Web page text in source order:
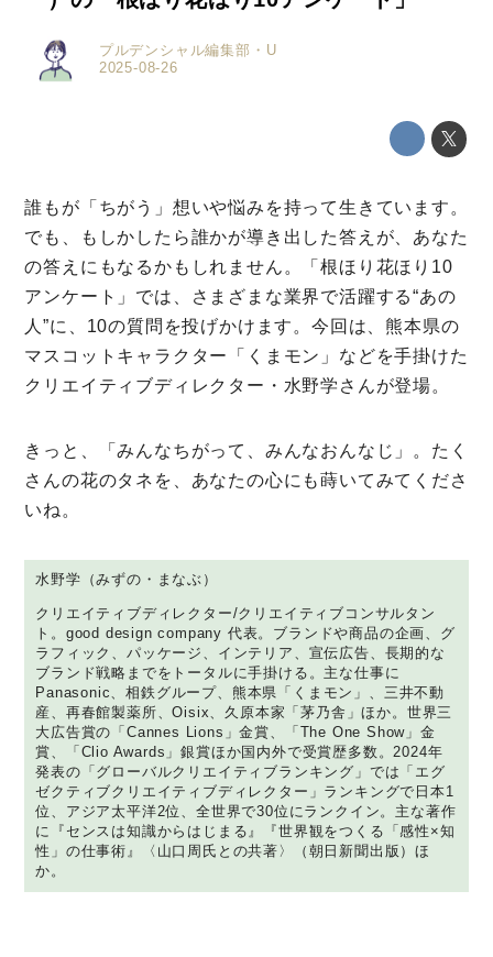
ミモザマガジンとは
2025-08-26
プルデンシャル編集部・U
誰もが「ちがう」想いや悩みを持って⽣きています。
でも、もしかしたら誰かが導き出した答えが、あなた
の答えにもなるかもしれません。「根ほり花ほり10
アンケート」では、さまざまな業界で活躍する“あの
人”に、10の質問を投げかけます。今回は、熊本県の
マスコットキャラクター「くまモン」などを手掛けた
クリエイティブディレクター・水野学さんが登場。
きっと、「みんなちがって、みんなおんなじ」。たく
さんの花のタネを、あなたの心にも蒔いてみてくださ
いね。
水野学（みずの・まなぶ）
クリエイティブディレクター/クリエイティブコンサルタン
ト。good design company 代表。ブランドや商品の企画、グ
ラフィック、パッケージ、インテリア、宣伝広告、長期的な
ブランド戦略までをトータルに手掛ける。主な仕事に
Panasonic、相鉄グループ、熊本県「くまモン」、三井不動
産、再春館製薬所、Oisix、久原本家「茅乃舎」ほか。世界三
大広告賞の「Cannes Lions」金賞、「The One Show」金
賞、「Clio Awards」銀賞ほか国内外で受賞歴多数。2024年
発表の「グローバルクリエイティブランキング」では「エグ
ゼクティブクリエイティブディレクター」ランキングで日本1
位、アジア太平洋2位、全世界で30位にランクイン。主な著作
に『センスは知識からはじまる』『世界観をつくる「感性×知
性」の仕事術』〈山口周氏との共著〉（朝日新聞出版）ほ
か。